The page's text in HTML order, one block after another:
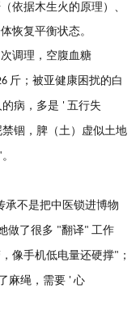
依据木生火的原理）、
恢复平衡状态。
次调理，空腹血糖
斤；被亚健康困扰的白
病，多是 ' 五行失
锢，脾（土）虚似土地
。
承不是把中医锁进博物
做了很多 "翻译" 工作
像手机低电量还硬撑" ；
麻绳，需要 ' 心